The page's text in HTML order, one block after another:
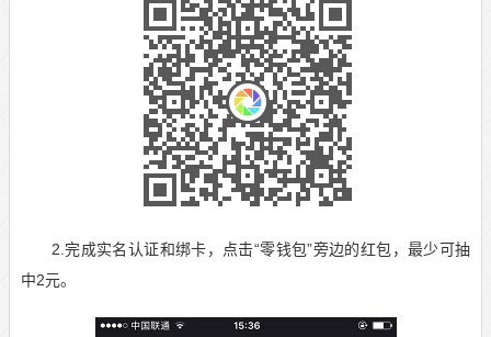
2.完成实名认证和绑卡，点击“零钱包”旁边的红包，最少可抽
中2元。